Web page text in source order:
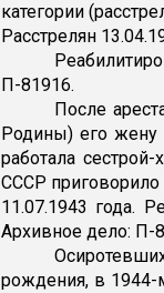
категории
Расстрелян
П-81916.
После
Родины) его жену
работала
СССР
11.07.1943 года.
Архивное дело: П-
рождения, в 1944-